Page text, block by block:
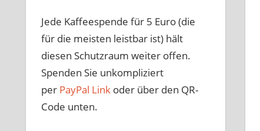
Jede Kaffeespende für 5 Euro (die
für die meisten leistbar ist) hält
diesen Schutzraum weiter offen.
Spenden Sie unkompliziert
per PayPal Linkoder über den QR-
Code unten.